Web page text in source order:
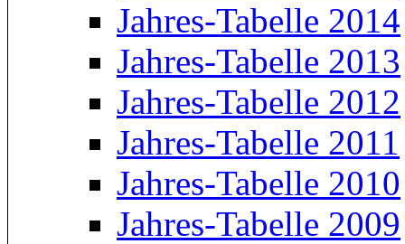
Jahres-Tabelle 2014
Jahres-Tabelle 2013
Jahres-Tabelle 2012
Jahres-Tabelle 2011
Jahres-Tabelle 2010
Jahres-Tabelle 2009